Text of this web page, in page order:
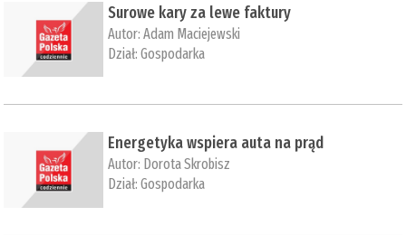
Surowe kary za lewe faktury
Autor:Adam Maciejewski
Dział:Gospodarka
Energetyka wspiera auta na prąd
Autor: Dorota Skrobisz
Dział:Gospodarka